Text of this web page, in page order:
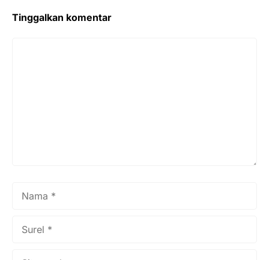
Tinggalkan komentar